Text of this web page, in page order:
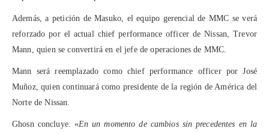
Además, a petición de Masuko, el equipo gerencial de MMC se verá
reforzado por el actual chief performance officer de Nissan, Trevor
Mann, quien se convertirá en el jefe de operaciones de MMC.
Mann será reemplazado como chief performance officer por José
Muñoz, quien continuará como presidente de la región de América del
Norte de Nissan.
Ghosn concluye: «En un momento de cambios sin precedentes en la